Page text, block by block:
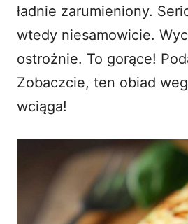
ładnie zarumieniony.
wtedy niesamowicie.
ostrożnie. To gorące!
Zobaczcie, ten obiad
wciąga!